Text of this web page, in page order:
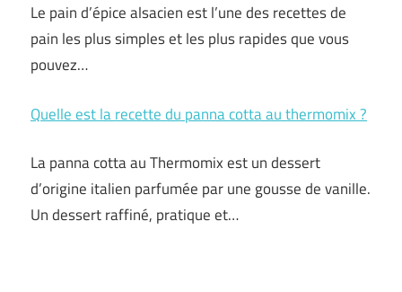
Le pain d’épice alsacien est l’une des recettes de
pain les plus simples et les plus rapides que vous
pouvez…
Quelle est la recette du panna cotta au thermomix ?
La panna cotta au Thermomix est un dessert
d’origine italien parfumée par une gousse de vanille.
Un dessert raffiné, pratique et…